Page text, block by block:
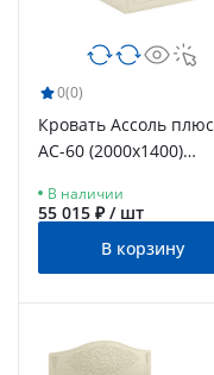
0(0)
Кровать Ассоль плюс
АС-60 (2000х1400)
В наличии
55 015 ₽ / шт
В корзину